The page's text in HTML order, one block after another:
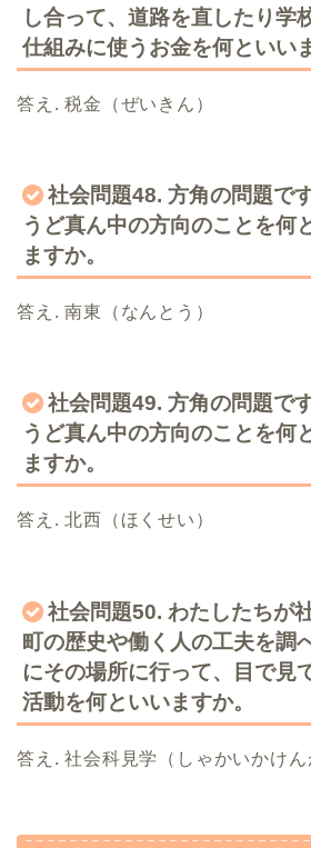
し合って、道路を直したり学
仕組みに使うお金を何といい
答え. 税金（ぜいきん）
社会問題48. 方角の問題で
うど真ん中の方向のことを何
ますか。
答え. 南東（なんとう）
社会問題49. 方角の問題で
うど真ん中の方向のことを何
ますか。
答え. 北西（ほくせい）
社会問題50. わたしたちが
町の歴史や働く人の工夫を調
にその場所に行って、目で見
活動を何といいますか。
答え. 社会科見学（しゃかいかけん